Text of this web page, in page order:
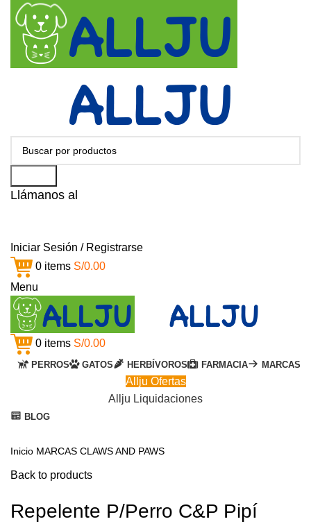
Llámanos al
Iniciar Sesión / Registrarse
0 items S/0.00
Menu
0 items S/0.00
PERROS GATOS HERBÍVOROS FARMACIA MARCAS
Allju Ofertas
Allju Liquidaciones
BLOG
Click to enlarge
Inicio MARCAS CLAWS AND PAWS
Back to products
Repelente P/Perro C&P Pipí